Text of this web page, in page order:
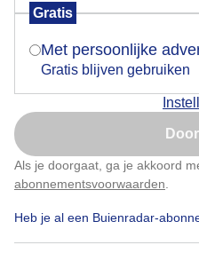
Gratis
Met persoonlijke
Gratis blijven gebruiken
Als je doorgaat, ga je akkoord
abonnementsvoorwaarden
Heb je al een Buienradar-
zon, morgen weer water in
Door: Simone Genna Wiersma
Is goed,
Nu niet,
Klik hierom dit